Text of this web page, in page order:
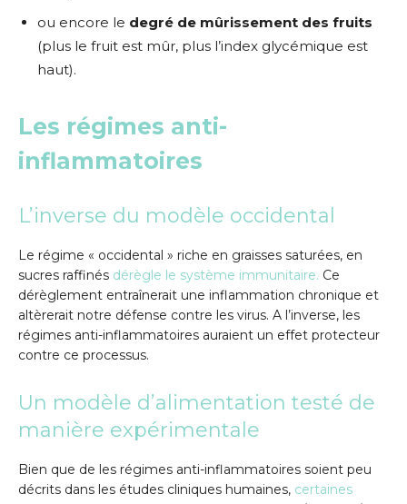
ou encore le degré de mûrissement des fruits
(plus le fruit est mûr, plus l’index glycémique est
haut).
Les régimes anti-
inflammatoires
L’inverse du modèle occidental
Le régime « occidental » riche en graisses saturées, en
sucres raffinés dérègle le système immunitaire. Ce
dérèglement entraînerait une inflammation chronique et
altèrerait notre défense contre les virus. A l’inverse, les
régimes anti-inflammatoires auraient un effet protecteur
contre ce processus.
Un modèle d’alimentation testé de
manière expérimentale
Bien que de les régimes anti-inflammatoires soient peu
décrits dans les études cliniques humaines, certaines